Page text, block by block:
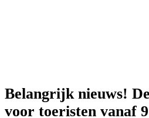
Belangrijk nieuws!
voor toeristen vanaf